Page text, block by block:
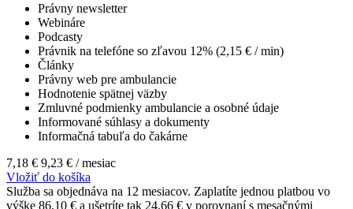
Právny newsletter
Webináre
Podcasty
Právnik na telefóne so zľavou 12% (2,15 € / min)
Články
Právny web pre ambulancie
Hodnotenie spätnej väzby
Zmluvné podmienky ambulancie a osobné údaje
Informované súhlasy a dokumenty
Informačná tabuľa do čakárne
7,18 € 9,23 € / mesiac
Vložiť do košíka
Služba sa objednáva na 12 mesiacov. Zaplatíte jednou platbou vo
výške 86,10 € a ušetríte tak 24,66 € v porovnaní s mesačnými